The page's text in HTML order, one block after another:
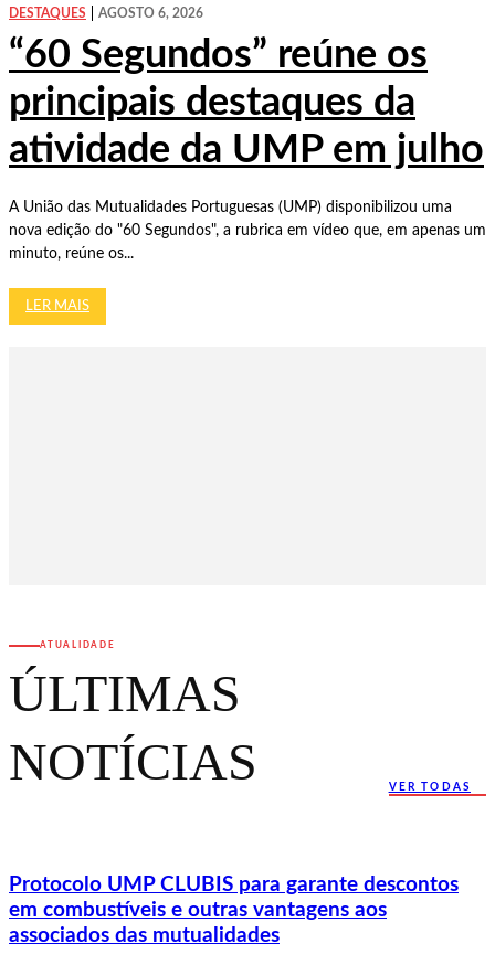
DESTAQUES AGOSTO 6, 2026
“60 Segundos” reúne os
principais destaques da
atividade da UMP em julho
A União das Mutualidades Portuguesas (UMP) disponibilizou uma
nova edição do "60 Segundos", a rubrica em vídeo que, em apenas um
minuto, reúne os...
LER MAIS
ATUALIDADE
ÚLTIMAS
NOTÍCIAS
VER TODAS
Protocolo UMP CLUBIS para garante descontos
em combustíveis e outras vantagens aos
associados das mutualidades